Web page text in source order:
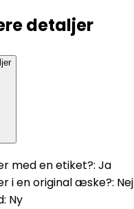
detaljer
med en etiket?: Ja
i en original æske?: Nej
: Ny